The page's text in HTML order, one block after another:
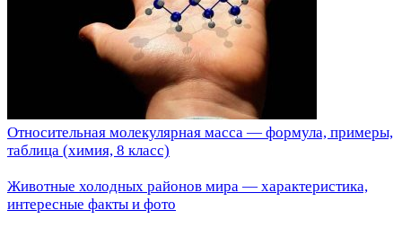
Относительная молекулярная масса — формула, примеры,
таблица (химия, 8 класс)
Животные холодных районов мира — характеристика,
интересные факты и фото